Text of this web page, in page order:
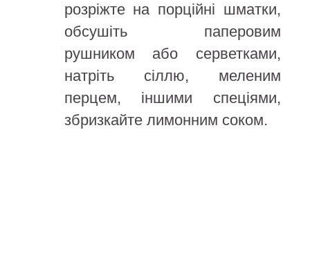
розріжте на порційні шматки,
обсушіть паперовим
рушником або серветками,
натріть сіллю, меленим
перцем, іншими спеціями,
збризкайте лимонним соком.